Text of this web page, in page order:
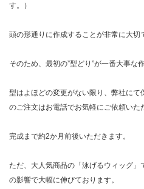
す。）
頭の形通りに作成することが非常に大切
そのため、最初の”型どり”が一番大事な
型はよほどの変更がない限り、弊社にて
のご注文はお電話でお気軽にご依頼いた
完成まで約2か月前後いただきます。
ただ、大人気商品の「泳げるウィッグ
の影響で大幅に伸びております。